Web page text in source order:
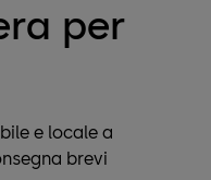
per
e locale a
brevi